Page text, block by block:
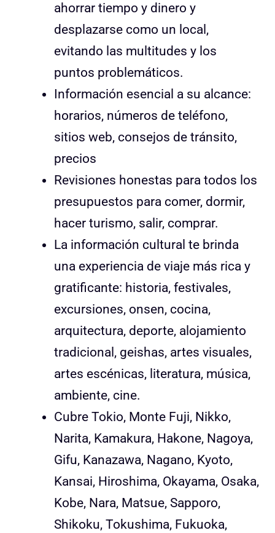
ahorrar tiempo y dinero y
desplazarse como un local,
evitando las multitudes y los
puntos problemáticos.
Información esencial a su alcance:
horarios, números de teléfono,
sitios web, consejos de tránsito,
precios
Revisiones honestas para todos los
presupuestos para comer, dormir,
hacer turismo, salir, comprar.
La información cultural te brinda
una experiencia de viaje más rica y
gratificante: historia, festivales,
excursiones, onsen, cocina,
arquitectura, deporte, alojamiento
tradicional, geishas, artes visuales,
artes escénicas, literatura, música,
ambiente, cine.
Cubre Tokio, Monte Fuji, Nikko,
Narita, Kamakura, Hakone, Nagoya,
Gifu, Kanazawa, Nagano, Kyoto,
Kansai, Hiroshima, Okayama, Osaka,
Kobe, Nara, Matsue, Sapporo,
Shikoku, Tokushima, Fukuoka,